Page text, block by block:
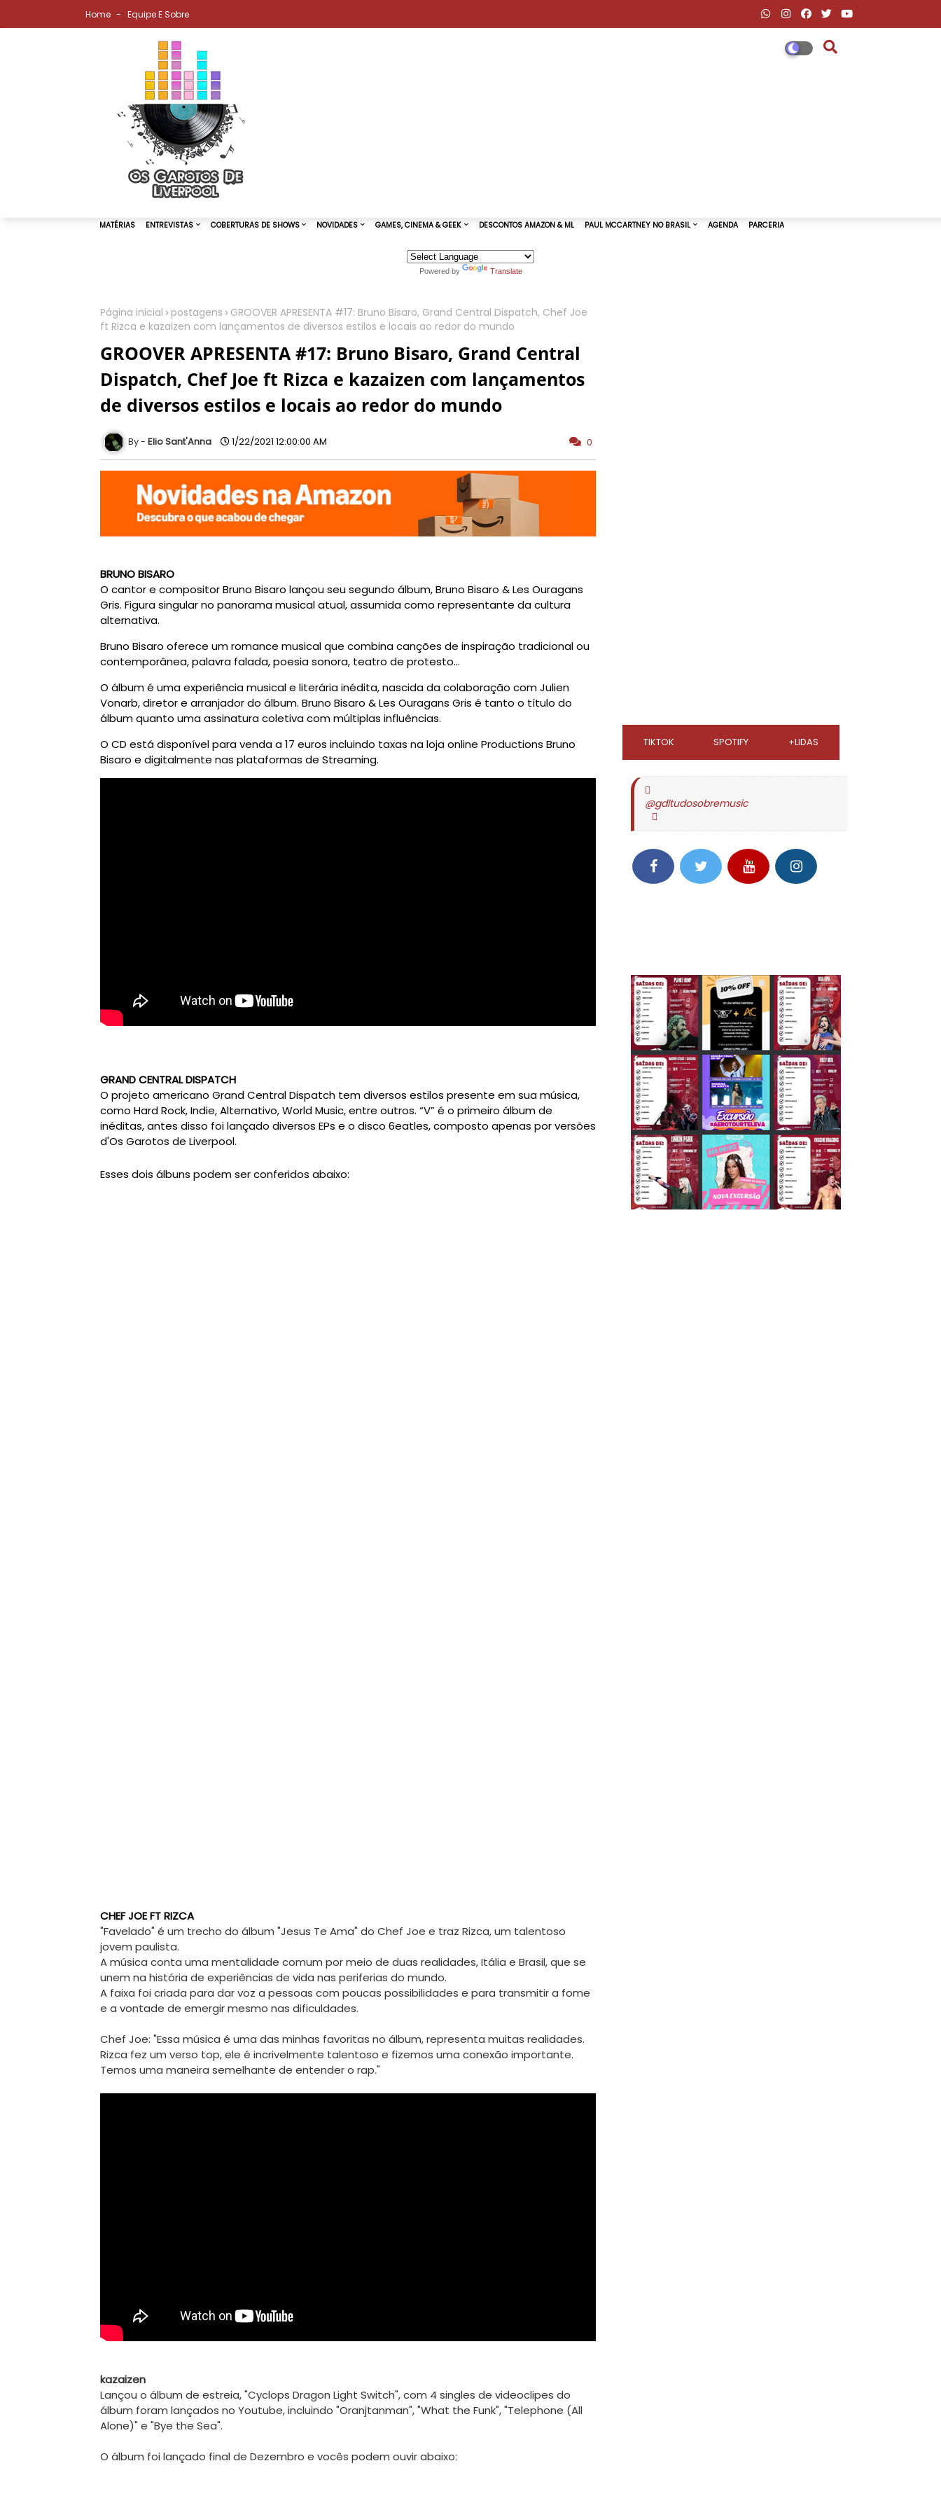
Home Equipe E Sobre
Powered by Translate
Página inicial postagens
GROOVER APRESENTA #17: Bruno Bisaro, Grand Central Dispatch, Chef Joe
ft Rizca e kazaizen com lançamentos de diversos estilos e locais ao redor do mundo
GROOVER APRESENTA #17: Bruno Bisaro, Grand Central
Dispatch, Chef Joe ft Rizca e kazaizen com lançamentos
de diversos estilos e locais ao redor do mundo
Elio Sant'Anna 1/22/2021 12:00:00 AM 0
BRUNO BISARO
O cantor e compositor Bruno Bisaro lançou seu segundo álbum, Bruno Bisaro & Les Ouragans
Gris. Figura singular no panorama musical atual, assumida como representante da cultura
alternativa.
Bruno Bisaro oferece um romance musical que combina canções de inspiração tradicional ou
contemporânea, palavra falada, poesia sonora, teatro de protesto...
O álbum é uma experiência musical e literária inédita, nascida da colaboração com Julien
Vonarb, diretor e arranjador do álbum. Bruno Bisaro & Les Ouragans Gris é tanto o título do
álbum quanto uma assinatura coletiva com múltiplas influências.
O CD está disponível para venda a 17 euros incluindo taxas na loja online Productions Bruno
Bisaro e digitalmente nas plataformas de Streaming.
GRAND CENTRAL DISPATCH
O projeto americano Grand Central Dispatch tem diversos estilos presente em sua música,
como Hard Rock, Indie, Alternativo, World Music, entre outros. “V” é o primeiro álbum de
inéditas, antes disso foi lançado diversos EPs e o disco 6eatles, composto apenas por versões
d'Os Garotos de Liverpool.
Esses dois álbuns podem ser conferidos abaixo:
CHEF JOE FT RIZCA
"Favelado" é um trecho do álbum "Jesus Te Ama" do Chef Joe e traz Rizca, um talentoso
jovem paulista.
A música conta uma mentalidade comum por meio de duas realidades, Itália e Brasil, que se
unem na história de experiências de vida nas periferias do mundo.
A faixa foi criada para dar voz a pessoas com poucas possibilidades e para transmitir a fome
e a vontade de emergir mesmo nas dificuldades.
Chef Joe: "Essa música é uma das minhas favoritas no álbum, representa muitas realidades.
Rizca fez um verso top, ele é incrivelmente talentoso e fizemos uma conexão importante.
Temos uma maneira semelhante de entender o rap."
kazaizen
Lançou o álbum de estreia, "Cyclops Dragon Light Switch", com 4 singles de videoclipes do
álbum foram lançados no Youtube, incluindo "Oranjtanman", "What the Funk", "Telephone (All
Alone)" e "Bye the Sea".
O álbum foi lançado final de Dezembro e vocês podem ouvir abaixo:
TIKTOK SPOTIFY +LIDAS
@gdltudosobremusic